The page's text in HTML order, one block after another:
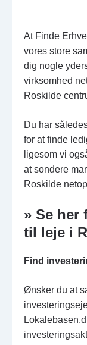
At Finde
vores store
dig nogle
virksomhed
Roskilde
Du har
for at finde
ligesom vi
at sondere
Roskilde
» Se her
til leje i
Find
Ønsker du at